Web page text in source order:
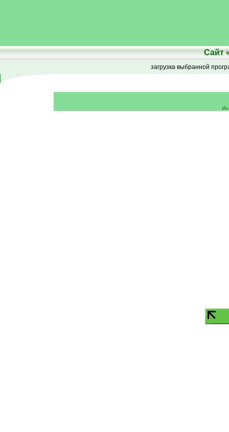
Сайт
загрузка выбранной